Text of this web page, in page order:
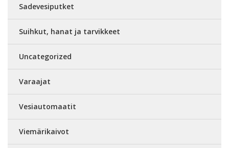
Sadevesiputket
Suihkut, hanat ja tarvikkeet
Uncategorized
Varaajat
Vesiautomaatit
Viemärikaivot